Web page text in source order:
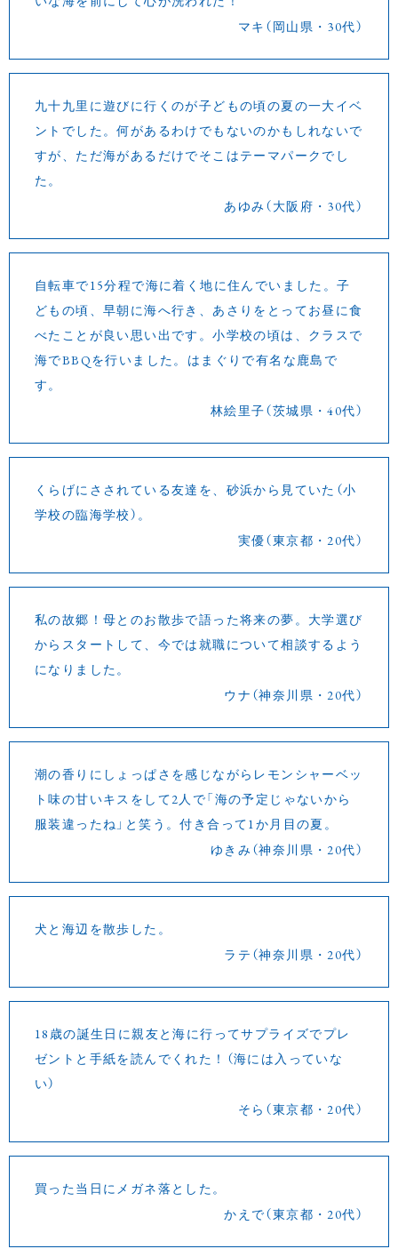
マキ（岡山県・30代）
九十九里に遊びに行くのが子どもの頃の夏の一大イベ
ントでした。何があるわけでもないのかもしれないで
すが、ただ海があるだけでそこはテーマパークでし
た。
あゆみ（大阪府・30代）
自転車で15分程で海に着く地に住んでいました。子
どもの頃、早朝に海へ行き、あさりをとってお昼に食
べたことが良い思い出です。小学校の頃は、クラスで
海でBBQを行いました。はまぐりで有名な鹿島で
す。
林絵里子（茨城県・40代）
くらげにさされている友達を、砂浜から見ていた（小
学校の臨海学校）。
実優（東京都・20代）
私の故郷！母とのお散歩で語った将来の夢。大学選び
からスタートして、今では就職について相談するよう
になりました。
ウナ（神奈川県・20代）
潮の香りにしょっぱさを感じながらレモンシャーベッ
ト味の甘いキスをして2人で「海の予定じゃないから
服装違ったね」と笑う。付き合って1か月目の夏。
ゆきみ（神奈川県・20代）
犬と海辺を散歩した。
ラテ（神奈川県・20代）
18歳の誕生日に親友と海に行ってサプライズでプレ
ゼントと手紙を読んでくれた！（海には入っていな
い）
そら（東京都・20代）
買った当日にメガネ落とした。
かえで（東京都・20代）